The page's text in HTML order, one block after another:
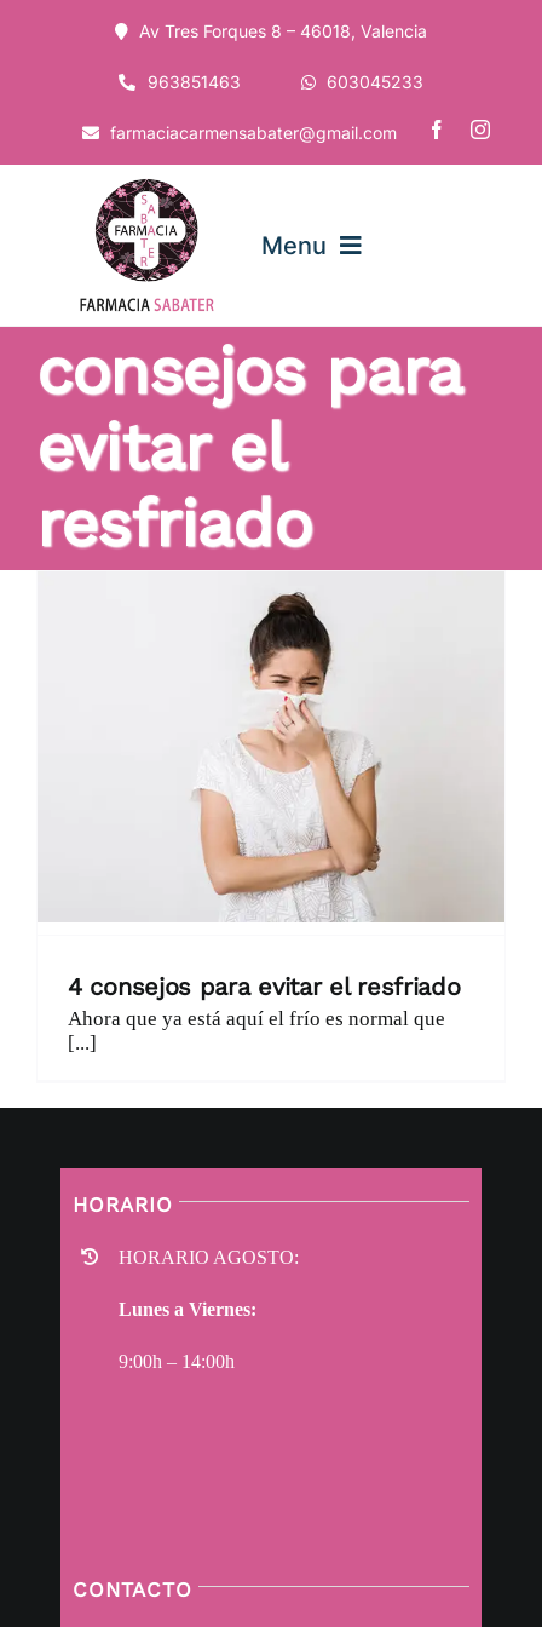
Av Tres Forques 8 – 46018, Valencia
963851463 603045233
farmaciacarmensabater@gmail.com
Menu
Inicio
La Farmacia
Servicios
consejos para
evitar el
resfriado
4 consejos para evitar el resfriado
Ahora que ya está aquí el frío es normal que
[...]
HORARIO
HORARIO AGOSTO:
Lunes a Viernes:
9:00h – 14:00h
CONTACTO